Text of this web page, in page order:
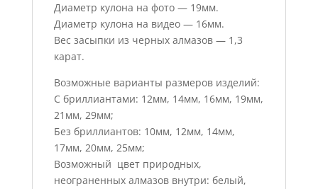
Диаметр кулона на фото — 19мм.
Диаметр кулона на видео — 16мм.
Вес засыпки из черных алмазов — 1,3
карат.
Возможные варианты размеров изделий:
С бриллиантами: 12мм, 14мм, 16мм, 19мм,
21мм, 29мм;
Без бриллиантов: 10мм, 12мм, 14мм,
17мм, 20мм, 25мм;
Возможный цвет природных,
неограненных алмазов внутри: белый,